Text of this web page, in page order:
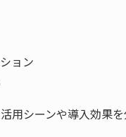
ョン
シーンや導入効果を